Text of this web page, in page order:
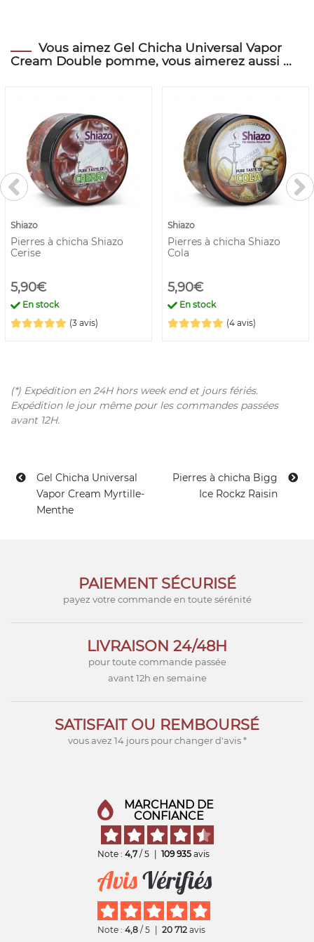
Vous aimez Gel Chicha Universal Vapor
Cream Double pomme, vous aimerez aussi ...
Shiazo
Pierres à chicha Shiazo
Cerise
5,90€
En stock
(3 avis)
Shiazo
Pierres à chicha Shiazo
Cola
5,90€
En stock
(4 avis)
(*) Expédition en 24H hors week end et jours fériés.
Expédition le jour même pour les commandes passées
avant 12H.
Gel Chicha Universal
Vapor Cream Myrtille-
Menthe
Pierres à chicha Bigg
Ice Rockz Raisin
PAIEMENT SÉCURISÉ
payez votre commande en toute sérénité
LIVRAISON 24/48H
pour toute commande passée
avant 12h en semaine
SATISFAIT OU REMBOURSÉ
vous avez 14 jours pour changer d'avis *
MARCHAND DE
CONFIANCE
Note : 4,7 / 5 109 935 avis
Note : 4,8 / 5 20 712 avis